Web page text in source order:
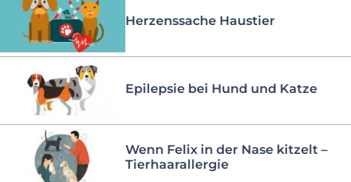
Herzenssache Haustier
Epilepsie bei Hund und Katze
Wenn Felix in der Nase kitzelt –
Tierhaarallergie